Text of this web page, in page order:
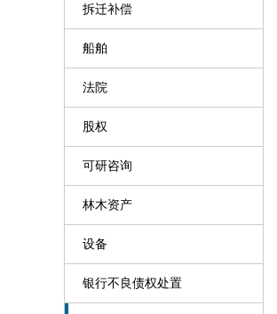
拆迁补偿
船舶
法院
股权
可研咨询
林木资产
设备
银行不良债权处置